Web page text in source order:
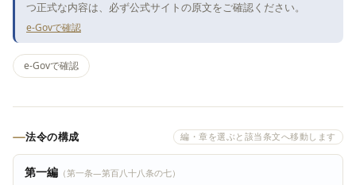
つ正式な内容は、必ず公式サイトの原文をご確認ください。
e-Govで確認
e-Govで確認
法令の構成 編・章を選ぶと該当条文へ移動します
第一編 （第一条―第百八十八条の七）